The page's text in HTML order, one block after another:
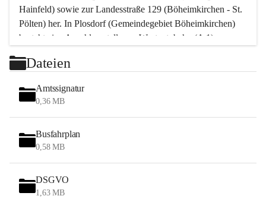
Hainfeld) sowie zur Landesstraße 129 (Böheimkirchen - St.
Pölten) her. In Plosdorf (Gemeindegebiet Böheimkirchen)
besteht eine Anschlussstelle zur Westautobahn (A 1).
Wien erreicht man in ca. 45 Minuten.
Stössing zählt noch zum Naherholungsraum Wien sowie
zum Naherholungsraum St. Pölten. Viele Bauernhöfe hatten
„ihre Wiener“. Seit 1960 bauten viele Wiener
Wochenendhäuser im Gemeindegebiet. Wegen des
waldreichen Jagdgebietes haben viele Jagdpächter ihre
Das Wandern ist aus touristischer Sicht die bedeutendste
Tätigkeit. Das hügelige Gebiet mit Wanderwegen durch
Dateien
Amtssignatur
0,36 MB
Busfahrplan
0,58 MB
DSGVO
1,63 MB